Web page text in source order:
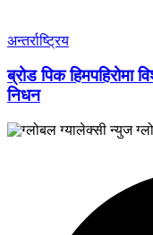
अन्तर्राष्ट्रिय
ब्रोड पिक हिमपहिरोमा
निधन